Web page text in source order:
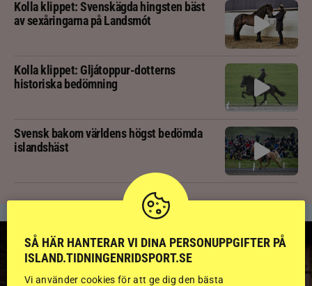
Kolla klippet: Svenskägda hingsten bäst
av sexåringarna på Landsmót
Kolla klippet: Gljátoppur-dotterns
historiska bedömning
Svensk bakom världens högst bedömda
islandshäst
SÅ HÄR HANTERAR VI DINA PERSONUPPGIFTER PÅ
ISLAND.TIDNINGENRIDSPORT.SE
Vi använder cookies för att ge dig den bästa